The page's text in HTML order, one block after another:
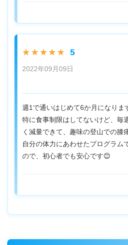
★★★★★ 5
2022年09月09日
週1で通いはじめて6か月になりま
特に食事制限はしてないけど、毎
く減量できて、趣味の登山での膝
自分の体力にあわせたプログラム
ので、初心者でも安心です😊